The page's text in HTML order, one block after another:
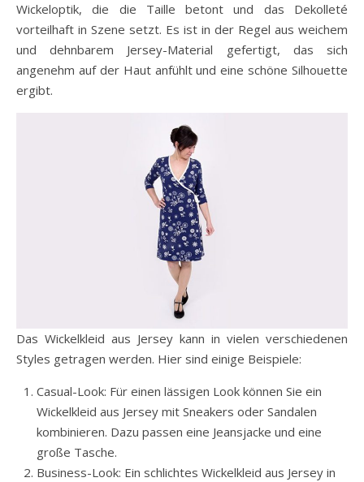
Wickeloptik, die die Taille betont und das Dekolleté
vorteilhaft in Szene setzt. Es ist in der Regel aus weichem
und dehnbarem Jersey-Material gefertigt, das sich
angenehm auf der Haut anfühlt und eine schöne Silhouette
ergibt.
Das Wickelkleid aus Jersey kann in vielen verschiedenen
Styles getragen werden. Hier sind einige Beispiele:
Casual-Look: Für einen lässigen Look können Sie ein
Wickelkleid aus Jersey mit Sneakers oder Sandalen
kombinieren. Dazu passen eine Jeansjacke und eine
große Tasche.
Business-Look: Ein schlichtes Wickelkleid aus Jersey in